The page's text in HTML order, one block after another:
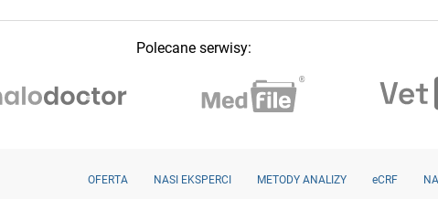
Polecane serwisy:
OFERTA NASI EKSPERCI METODY ANALIZY eCRF